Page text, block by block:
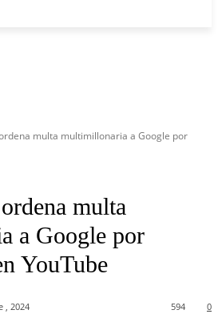
multa multimillonaria a Google por
multa
a Google por
YouTube
, 2024 0
594